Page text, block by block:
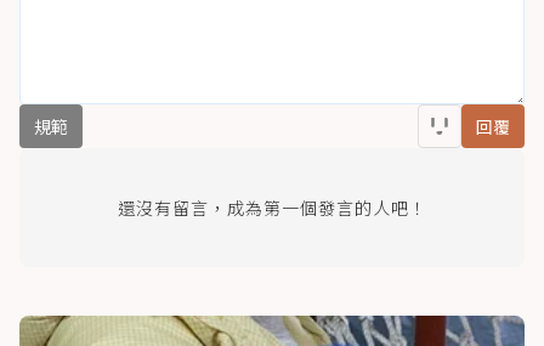
規範 回覆
還沒有留言，成為第一個發言的人吧！